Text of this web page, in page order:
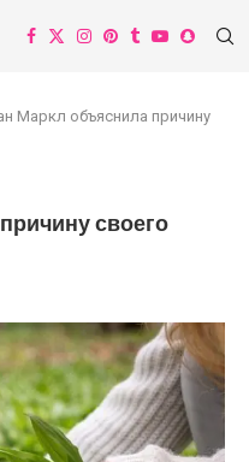
Маркл объяснила причину
своего